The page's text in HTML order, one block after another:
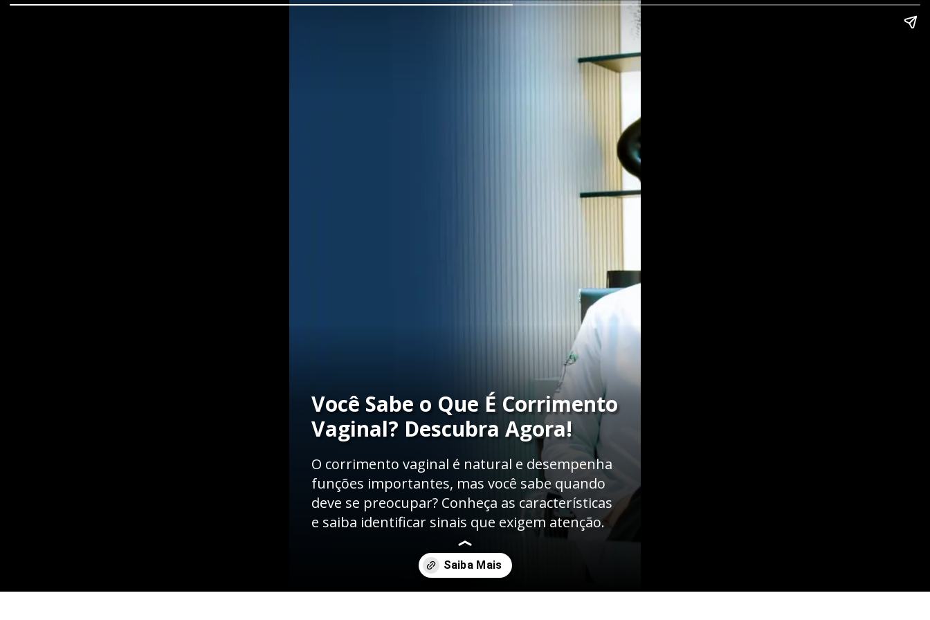
Você Sabe o Que É Corrimento
Vaginal? Descubra Agora!
O corrimento vaginal é natural e desempenha
funções importantes, mas você sabe quando
deve se preocupar? Conheça as características
e saiba identificar sinais que exigem atenção.